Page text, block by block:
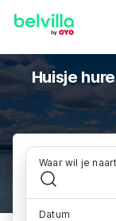
Huisje
Waar wil je
Datum